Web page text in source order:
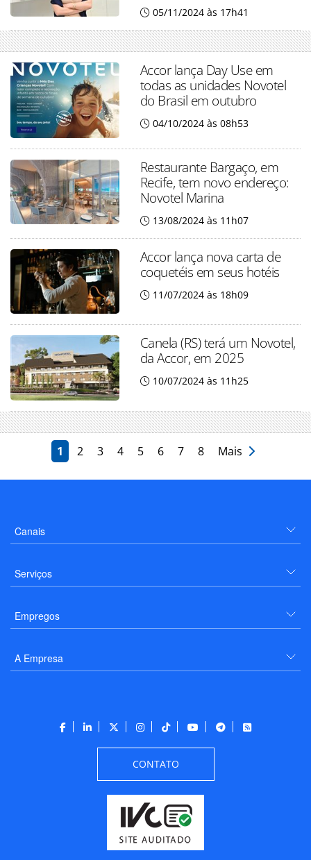
05/11/2024 às 17h41
Accor lança Day Use em
todas as unidades Novotel
do Brasil em outubro
04/10/2024 às 08h53
Restaurante Bargaço, em
Recife, tem novo endereço:
Novotel Marina
13/08/2024 às 11h07
Accor lança nova carta de
coquetéis em seus hotéis
11/07/2024 às 18h09
Canela (RS) terá um Novotel,
da Accor, em 2025
10/07/2024 às 11h25
1 2 3 4 5 6 7 8 Mais
Canais
Serviços
Empregos
A Empresa
CONTATO